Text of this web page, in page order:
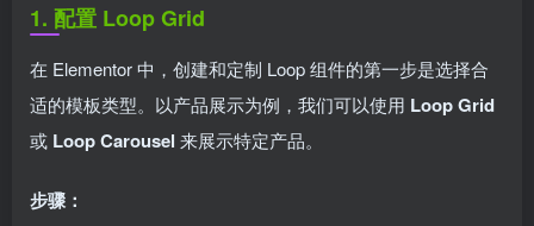
1. 配置 Loop Grid
在 Elementor 中，创建和定制 Loop 组件的第一步是选择合
适的模板类型。以产品展示为例，我们可以使用 Loop Grid
或 Loop Carousel 来展示特定产品。
步骤：